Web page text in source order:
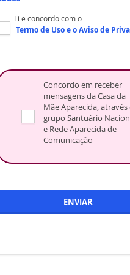
Li e concordo com o
Termo de Usoe oAviso de
Concordo em receber
mensagens da Casa da
Mãe Aparecida, através
grupo Santuário
e Rede Aparecida de
Comunicação
ENVIAR